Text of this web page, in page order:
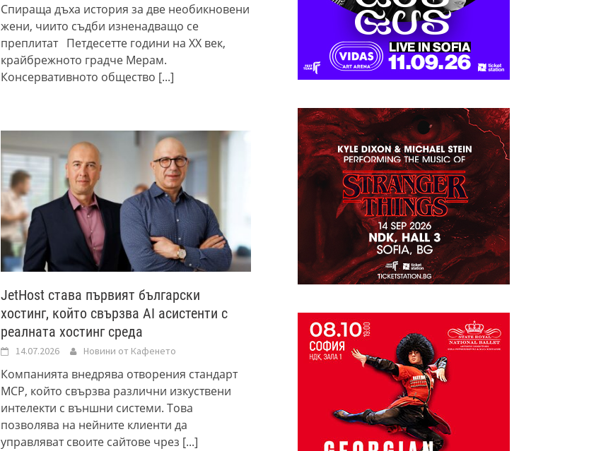
Спираща дъха история за две необикновени
жени, чиито съдби изненадващо се
преплитат Петдесетте години на XX век,
крайбрежното градче Мерам.
Консервативното общество [...]
JetHost става първият български
хостинг, който свързва AI асистенти с
реалната хостинг среда
14.07.2026 Новини от Кафенето
Компанията внедрява отворения стандарт
MCP, който свързва различни изкуствени
интелекти с външни системи. Това
позволява на нейните клиенти да
управляват своите сайтове чрез [...]